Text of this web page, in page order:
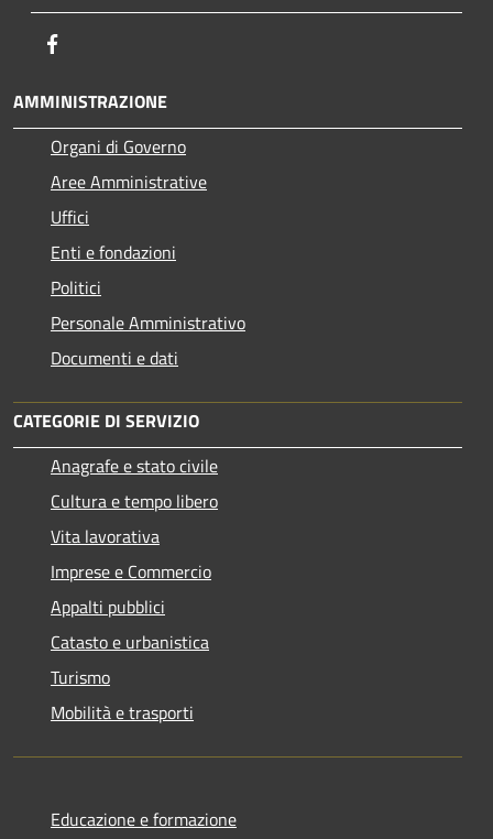
AMMINISTRAZIONE
Organi di Governo
Aree Amministrative
Uffici
Enti e fondazioni
Politici
Personale Amministrativo
Documenti e dati
CATEGORIE DI SERVIZIO
Anagrafe e stato civile
Cultura e tempo libero
Vita lavorativa
Imprese e Commercio
Appalti pubblici
Catasto e urbanistica
Turismo
Mobilità e trasporti
Educazione e formazione